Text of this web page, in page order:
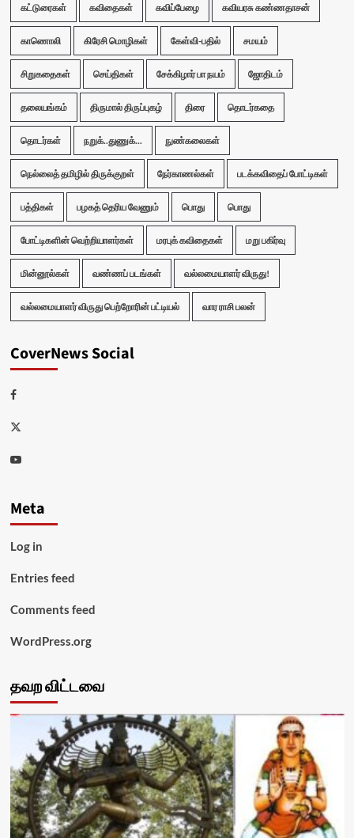
கட்டுரைகள் கவிதைகள் கவிப்பேழை கவியரசு கண்ணதாசன்
காணொலி கிரேசி மொழிகள் கேள்வி-பதில் சமயம்
சிறுகதைகள் செய்திகள் சேக்கிழார் பா நயம் ஜோதிடம்
தலையங்கம் திருமால் திருப்புகழ் திரை தொடர்கதை
தொடர்கள் நறுக்..துணுக்... நுண்கலைகள்
நெல்லைத் தமிழில் திருக்குறள் நேர்காணல்கள் படக்கவிதைப் போட்டிகள்
பத்திகள் பழகத் தெரிய வேணும் பொது பொது
போட்டிகளின் வெற்றியாளர்கள் மரபுக் கவிதைகள் மறு பகிர்வு
மின்னூல்கள் வண்ணப் படங்கள் வல்லமையாளர் விருது!
வல்லமையாளர் விருது பெற்றோரின் பட்டியல் வார ராசி பலன்
CoverNews Social
Facebook
Twitter
Youtube
Meta
Log in
Entries feed
Comments feed
WordPress.org
தவற விட்டவை